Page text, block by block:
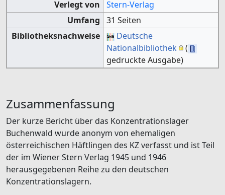
Verlegt von
Stern-Verlag
Umfang
31 Seiten
Bibliotheksnachweise
Deutsche
Nationalbibliothek
(
gedruckte Ausgabe)
Zusammenfassung
Der kurze Bericht über das Konzentrationslager
Buchenwald wurde anonym von ehemaligen
österreichischen Häftlingen des KZ verfasst und ist Teil
der im Wiener Stern Verlag 1945 und 1946
herausgegebenen Reihe zu den deutschen
Konzentrationslagern.